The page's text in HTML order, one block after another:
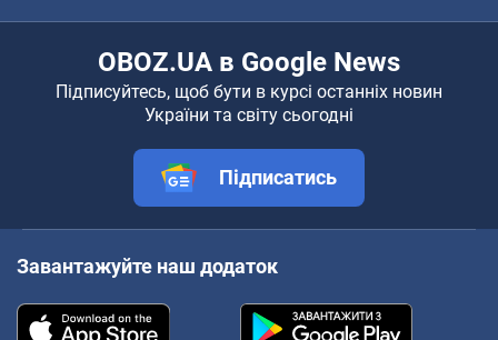
OBOZ.UA в Google News
Підписуйтесь, щоб бути в курсі останніх новин
України та світу сьогодні
Підписатись
Завантажуйте наш додаток